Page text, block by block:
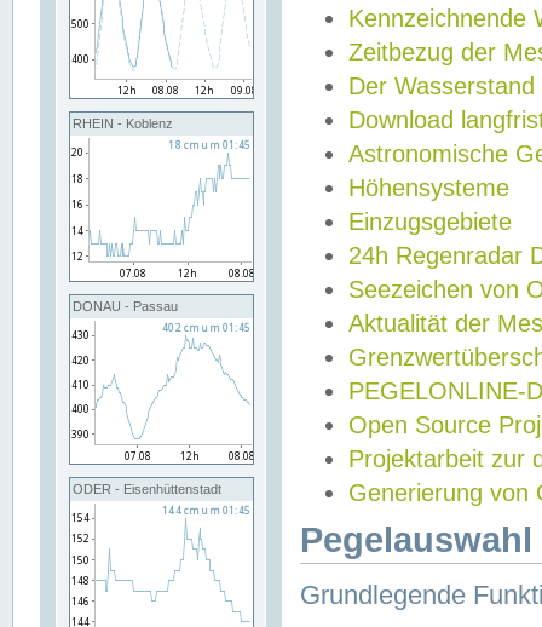
RHEIN - Koblenz
DONAU - Passau
ODER - Eisenhüttenstadt
Kennzeichnende
Zeitbezug der
Der Wasserstand
Download
Astronomische
Höhensysteme
Einzugsgebiete
24h Regenradar
Seezeichen von
Aktualität der
PEGELONLINE-
Open Source
Projektarbeit zur
Generierung von
Grundlegende